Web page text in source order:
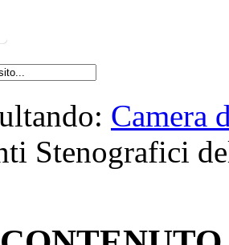
Camera
Stenografici